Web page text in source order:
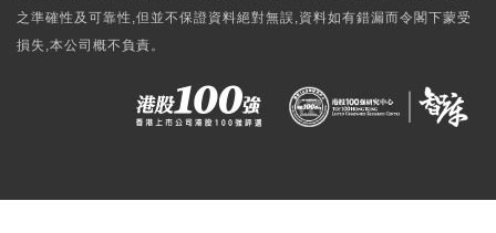
之準確性及可靠性,但並不保證資料絕對無誤,資料如有錯漏而令閣下蒙受
損失,本公司概不負責。